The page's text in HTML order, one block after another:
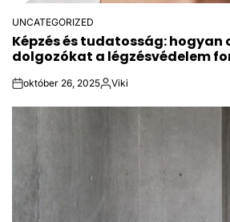
POSTED
IN
UNCATEGORIZED
Képzés és tudatosság: hogyan
dolgozókat a légzésvédelem
onoktóber 26, 2025Közzétette
Viki